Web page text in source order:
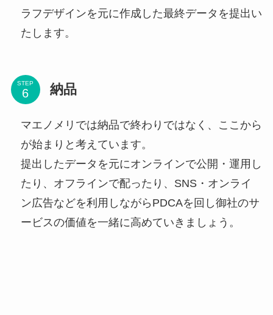
ラフデザインを元に作成した最終データを提出い
たします。
STEP 納品
マエノメリでは納品で終わりではなく、ここから
が始まりと考えています。
提出したデータを元にオンラインで公開・運用し
たり、オフラインで配ったり、SNS・オンライ
ン広告などを利用しながらPDCAを回し御社のサ
ービスの価値を一緒に高めていきましょう。